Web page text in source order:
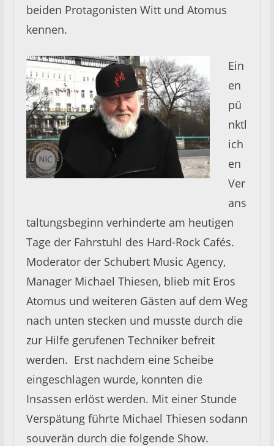
beiden Protagonisten Witt und Atomus
kennen.
Ein
en
pü
nktl
ich
en
Ver
ans
taltungsbeginn verhinderte am heutigen
Tage der Fahrstuhl des Hard-Rock Cafés.
Moderator der Schubert Music Agency,
Manager Michael Thiesen, blieb mit Eros
Atomus und weiteren Gästen auf dem Weg
nach unten stecken und musste durch die
zur Hilfe gerufenen Techniker befreit
werden. Erst nachdem eine Scheibe
eingeschlagen wurde, konnten die
Insassen erlöst werden. Mit einer Stunde
Verspätung führte Michael Thiesen sodann
souverän durch die folgende Show.